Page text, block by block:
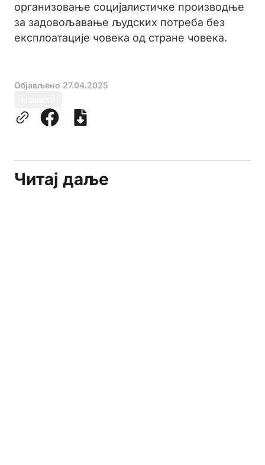
организовање социјалистичке производње
за задовољавање људских потреба без
експлоатације човека од стране човека.
Објављено 27.04.2025
Читај даље